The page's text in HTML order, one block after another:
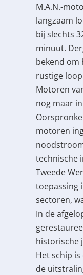
M.A.N.-
langzaam
bij slechts
minuut.
bekend om
rustige
Motoren
nog maar
motoren
technische
Tweede
toepassing
sectoren,
In de
historische
Het schip
de